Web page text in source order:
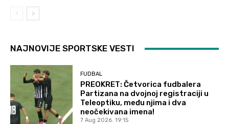
NAJNOVIJE SPORTSKE VESTI
FUDBAL
PREOKRET: Četvorica fudbalera
Partizana na dvojnoj registraciji u
Teleoptiku, među njima i dva
neočekivana imena!
7 Aug 2026. 19:15